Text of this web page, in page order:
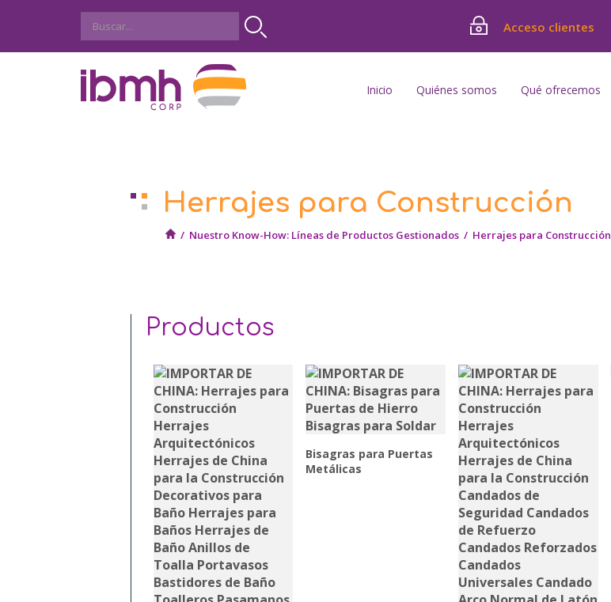
Acceso clientes
Inicio Quiénes somos Qué ofrecemos
Herrajes para Construcción
/ Nuestro Know-How: Líneas de Productos Gestionados / Herrajes para Construcción
Productos
Bisagras para Puertas
Metálicas